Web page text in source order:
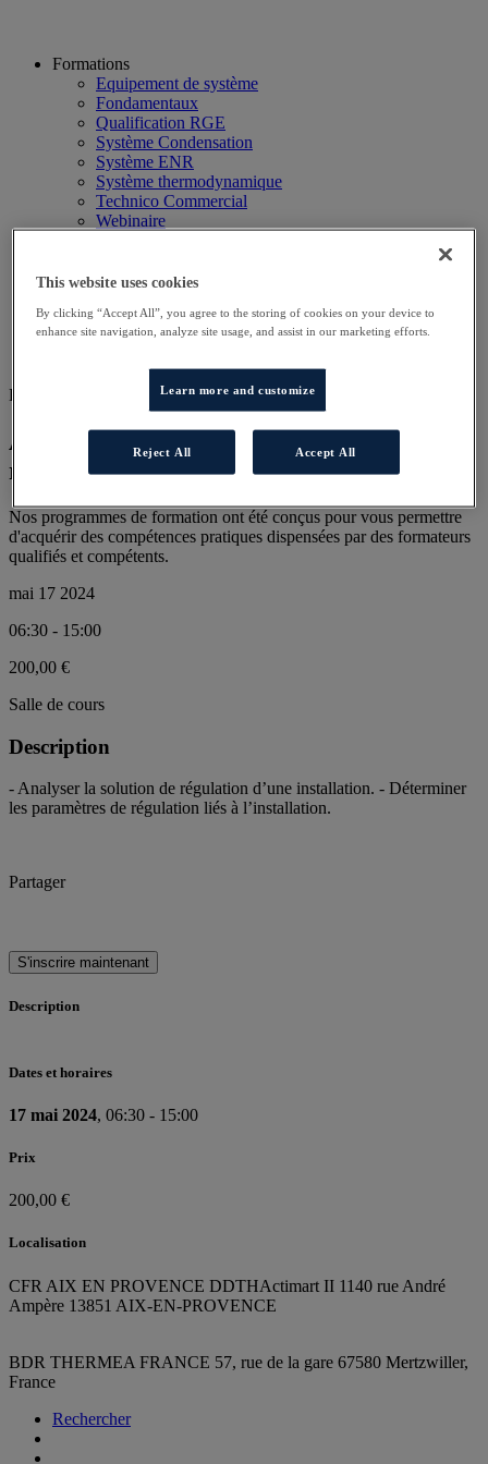
Formations
Equipement de système
Fondamentaux
Qualification RGE
Système Condensation
Système ENR
Système thermodynamique
Technico Commercial
Webinaire
Planning
Autres sites
Particulier
DD REG AT
Approfondissement technique des
régulations
Nos programmes de formation ont été conçus pour vous permettre
d'acquérir des compétences pratiques dispensées par des formateurs
qualifiés et compétents.
mai 17 2024
06:30 - 15:00
200,00 €
Salle de cours
Description
- Analyser la solution de régulation d’une installation. - Déterminer
les paramètres de régulation liés à l’installation.
Partager
S'inscrire maintenant
Description
Dates et horaires
17 mai 2024, 06:30 - 15:00
Prix
200,00 €
Localisation
CFR AIX EN PROVENCE DDTHActimart II 1140 rue André
Ampère 13851 AIX-EN-PROVENCE
BDR THERMEA FRANCE 57, rue de la gare 67580 Mertzwiller,
France
Rechercher
This website uses cookies
By clicking “Accept All”, you agree to the storing of cookies on your device to
enhance site navigation, analyze site usage, and assist in our marketing efforts.
Learn more and customize
Reject All Accept All